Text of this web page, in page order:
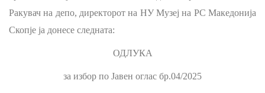
Ракувач на депо, директорот на НУ Музеј на РС Македонија
Скопје ја донесе следната:
ОДЛУКА
за избор по Јавен оглас бр.04/2025